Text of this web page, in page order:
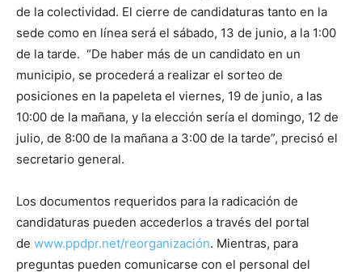
de la colectividad. El cierre de candidaturas tanto en la
sede como en línea será el sábado, 13 de junio, a la 1:00
de la tarde. “De haber más de un candidato en un
municipio, se procederá a realizar el sorteo de
posiciones en la papeleta el viernes, 19 de junio, a las
10:00 de la mañana, y la elección sería el domingo, 12 de
julio, de 8:00 de la mañana a 3:00 de la tarde”, precisó el
secretario general.
Los documentos requeridos para la radicación de
candidaturas pueden accederlos a través del portal
de www.ppdpr.net/reorganización. Mientras, para
preguntas pueden comunicarse con el personal del